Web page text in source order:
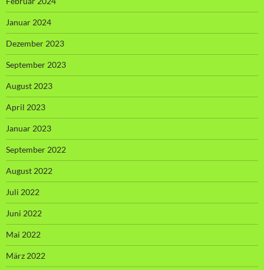
Januar 2024
Dezember 2023
September 2023
August 2023
April 2023
Januar 2023
September 2022
August 2022
Juli 2022
Juni 2022
Mai 2022
März 2022